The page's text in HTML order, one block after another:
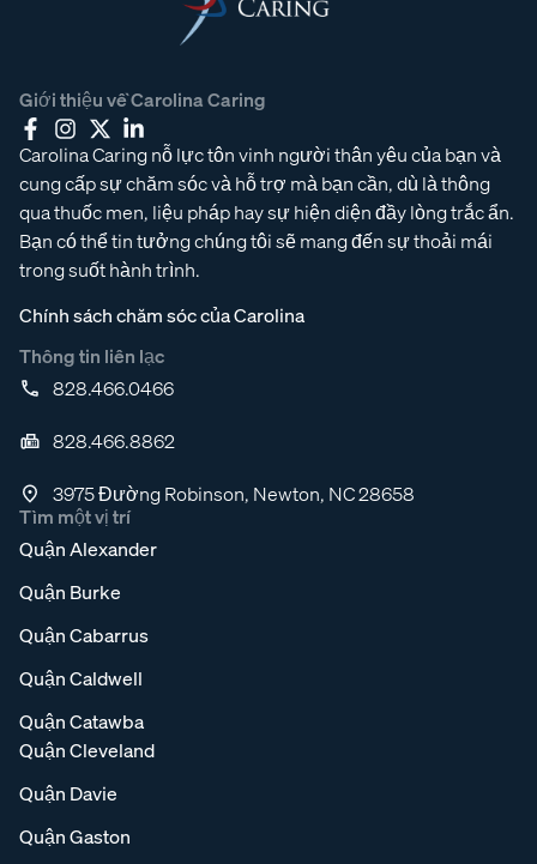
Giới thiệu về Carolina Caring
Carolina Caring nỗ lực tôn vinh người thân yêu của bạn và
cung cấp sự chăm sóc và hỗ trợ mà bạn cần, dù là thông
qua thuốc men, liệu pháp hay sự hiện diện đầy lòng trắc ẩn.
Bạn có thể tin tưởng chúng tôi sẽ mang đến sự thoải mái
trong suốt hành trình.
Chính sách chăm sóc của Carolina
Thông tin liên lạc
828.466.0466
828.466.8862
3975 Đường Robinson, Newton, NC 28658
Tìm một vị trí
Quận Alexander
Quận Burke
Quận Cabarrus
Quận Caldwell
Quận Catawba
Quận Cleveland
Quận Davie
Quận Gaston